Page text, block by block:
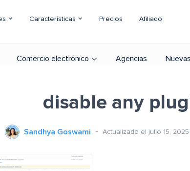
Características Precios Afiliado
Comercio electrónico Agencias
disable any
Sandhya Goswami Actualizado el julio 15, 2025